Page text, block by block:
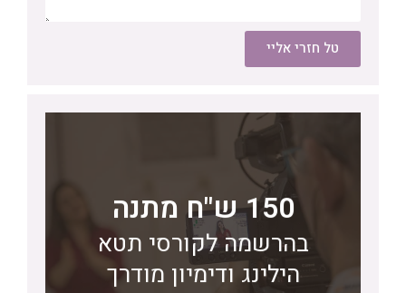
טל חזרי אליי
150 ש"ח מתנה
בהרשמה לקורסי תטא
הילינג ודימיון מודרך
לקבלת שובר המתנה
לחצו כאן